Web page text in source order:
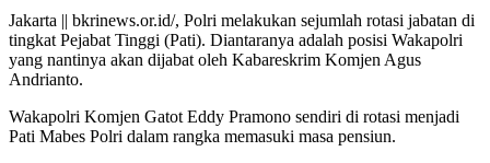
Jakarta || bkrinews.or.id/, Polri melakukan sejumlah rotasi jabatan di
tingkat Pejabat Tinggi (Pati). Diantaranya adalah posisi Wakapolri
yang nantinya akan dijabat oleh Kabareskrim Komjen Agus
Andrianto.
Wakapolri Komjen Gatot Eddy Pramono sendiri di rotasi menjadi
Pati Mabes Polri dalam rangka memasuki masa pensiun.